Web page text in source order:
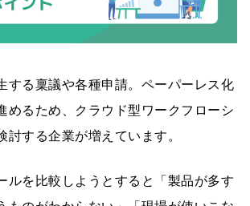
する稟議や各種申請。ペーパーレス化
めるため、クラウド型ワークフローシ
討する企業が増えています。
ルを比較しようとすると「製品が多す